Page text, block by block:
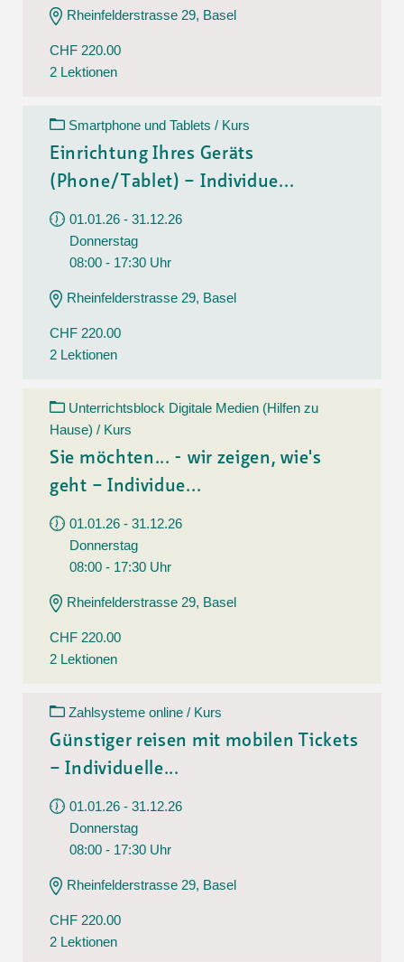
Rheinfelderstrasse 29, Basel
CHF 220.00
2 Lektionen
Smartphone und Tablets / Kurs
Einrichtung Ihres Geräts
(Phone/Tablet) – Individue...
01.01.26 - 31.12.26
Donnerstag
08:00 - 17:30 Uhr
Rheinfelderstrasse 29, Basel
CHF 220.00
2 Lektionen
Unterrichtsblock Digitale Medien (Hilfen zu
Hause) / Kurs
Sie möchten... - wir zeigen, wie's
geht – Individue...
01.01.26 - 31.12.26
Donnerstag
08:00 - 17:30 Uhr
Rheinfelderstrasse 29, Basel
CHF 220.00
2 Lektionen
Zahlsysteme online / Kurs
Günstiger reisen mit mobilen Tickets
– Individuelle...
01.01.26 - 31.12.26
Donnerstag
08:00 - 17:30 Uhr
Rheinfelderstrasse 29, Basel
CHF 220.00
2 Lektionen